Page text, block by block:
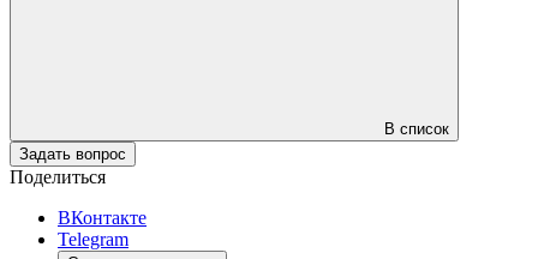
В список
Задать вопрос
Поделиться
ВКонтакте
Telegram